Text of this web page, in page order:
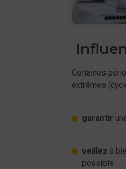
Certaines
extrêmes
garantir
veillez à
possible